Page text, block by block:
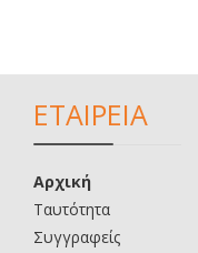
ΕΤΑΙΡΕΙΑ
Αρχική
Ταυτότητα
Συγγραφείς